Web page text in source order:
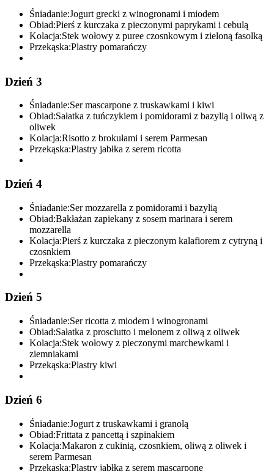
Śniadanie:Jogurt grecki z winogronami i miodem
Obiad:Pierś z kurczaka z pieczonymi paprykami i cebulą
Kolacja:Stek wołowy z puree czosnkowym i zieloną fasolką
Przekąska:Plastry pomarańczy
Dzień 3
Śniadanie:Ser mascarpone z truskawkami i kiwi
Obiad:Sałatka z tuńczykiem i pomidorami z bazylią i oliwą z
oliwek
Kolacja:Risotto z brokułami i serem Parmesan
Przekąska:Plastry jabłka z serem ricotta
Dzień 4
Śniadanie:Ser mozzarella z pomidorami i bazylią
Obiad:Bakłażan zapiekany z sosem marinara i serem
mozzarella
Kolacja:Pierś z kurczaka z pieczonym kalafiorem z cytryną i
czosnkiem
Przekąska:Plastry pomarańczy
Dzień 5
Śniadanie:Ser ricotta z miodem i winogronami
Obiad:Sałatka z prosciutto i melonem z oliwą z oliwek
Kolacja:Stek wołowy z pieczonymi marchewkami i
ziemniakami
Przekąska:Plastry kiwi
Dzień 6
Śniadanie:Jogurt z truskawkami i granolą
Obiad:Frittata z pancettą i szpinakiem
Kolacja:Makaron z cukinią, czosnkiem, oliwą z oliwek i
serem Parmesan
Przekąska:Plastry jabłka z serem mascarpone